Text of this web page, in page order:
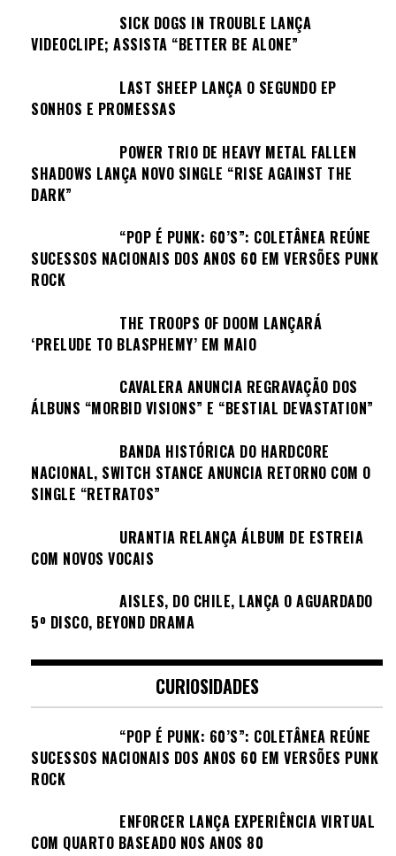
SICK DOGS IN TROUBLE LANÇA
VIDEOCLIPE; ASSISTA “BETTER BE ALONE”
LAST SHEEP LANÇA O SEGUNDO EP
SONHOS E PROMESSAS
POWER TRIO DE HEAVY METAL FALLEN
SHADOWS LANÇA NOVO SINGLE “RISE AGAINST THE
DARK”
“POP É PUNK: 60’S”: COLETÂNEA REÚNE
SUCESSOS NACIONAIS DOS ANOS 60 EM VERSÕES PUNK
ROCK
THE TROOPS OF DOOM LANÇARÁ
‘PRELUDE TO BLASPHEMY’ EM MAIO
CAVALERA ANUNCIA REGRAVAÇÃO DOS
ÁLBUNS “MORBID VISIONS” E “BESTIAL DEVASTATION”
BANDA HISTÓRICA DO HARDCORE
NACIONAL, SWITCH STANCE ANUNCIA RETORNO COM O
SINGLE “RETRATOS”
URANTIA RELANÇA ÁLBUM DE ESTREIA
COM NOVOS VOCAIS
AISLES, DO CHILE, LANÇA O AGUARDADO
5º DISCO, BEYOND DRAMA
CURIOSIDADES
“POP É PUNK: 60’S”: COLETÂNEA REÚNE
SUCESSOS NACIONAIS DOS ANOS 60 EM VERSÕES PUNK
ROCK
ENFORCER LANÇA EXPERIÊNCIA VIRTUAL
COM QUARTO BASEADO NOS ANOS 80